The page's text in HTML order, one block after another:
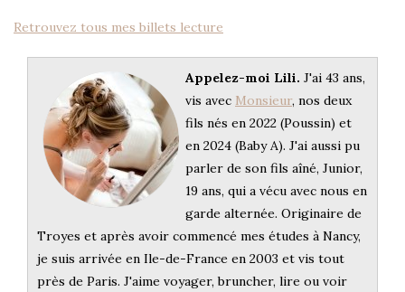
Retrouvez tous mes billets lecture
Appelez-moi Lili. J'ai 43 ans,
vis avec Monsieur, nos deux
fils nés en 2022 (Poussin) et
en 2024 (Baby A). J'ai aussi pu
parler de son fils aîné, Junior,
19 ans, qui a vécu avec nous en
garde alternée. Originaire de
Troyes et après avoir commencé mes études à Nancy,
je suis arrivée en Ile-de-France en 2003 et vis tout
près de Paris. J'aime voyager, bruncher, lire ou voir